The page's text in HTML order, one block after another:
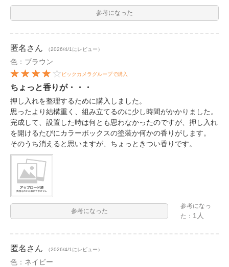
参考になった
匿名 さん （2026/4/1にレビュー）
色：ブラウン
ビックカメラグループで購入
ちょっと香りが・・・
押し入れを整理するために購入しました。
思ったより結構重く、組み立てるのに少し時間がかかりました。
完成して、設置した時は何とも思わなかったのですが、押し入れ
を開けるたびにカラーボックスの塗装か何かの香りがします。
そのうち消えると思いますが、ちょっときつい香りです。
参考になった
参考になっ
た： 1人
匿名 さん （2026/4/1にレビュー）
色：ネイビー